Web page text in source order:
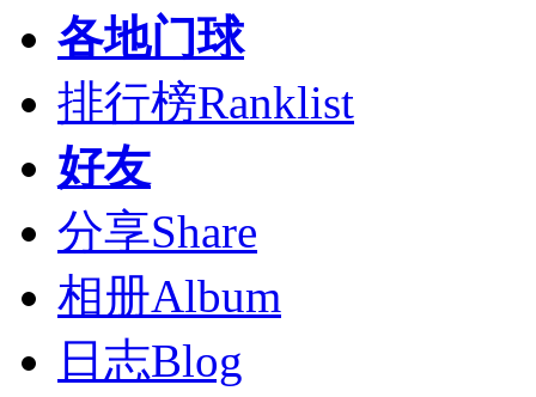
各地门球
排行榜Ranklist
好友
分享Share
相册Album
日志Blog